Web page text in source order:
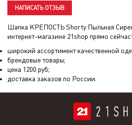
НАПИСАТЬ ОТЗЫВ
Шапка КРЕПОСТЬ Shorty Пыльная
интернет-магазине 21shop прямо
широкий ассортимент качественной
брендовые товары;
цена 1200 руб;
доставка заказов по России.